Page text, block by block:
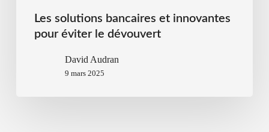
Les solutions bancaires et innovantes
pour éviter le dévouvert
David Audran
9 mars 2025